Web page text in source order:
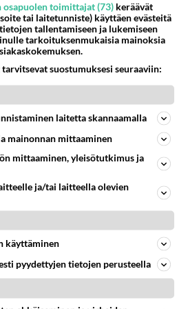
hukkui?
Poliisin mukaan nuori oli lähes täysi-ikäinen. Ennen iltakuutta tulleen ilmoituksen mukaan ihminen oli joutunut mahdoll
Iisalmi
642
Ikävä
580
Ikävä
42
576
29
538
500
nainen.
478
osapuolen toimittajat (73) keräävät
tai laitetunniste) käyttäen evästeitä
tallentamiseen ja lukemiseen
tarkoituksenmukaisia mainoksia
suostumuksesi seuraaviin:
laitetta skannaamalla
mainonnan mittaaminen
mittaaminen, yleisötutkimus ja
ja/tai laitteella olevien
käyttäminen
pyydettyjen tietojen perusteella